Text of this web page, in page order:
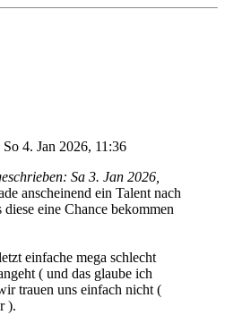
So 4. Jan 2026, 11:36
Sa 3. Jan 2026,
anscheinend ein Talent nach
diese eine Chance bekommen
einfache mega schlecht
( und das glaube ich
trauen uns einfach nicht (
).